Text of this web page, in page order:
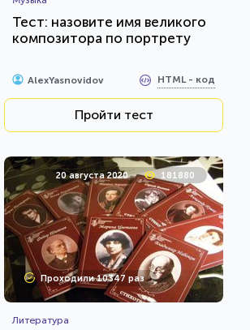
Тест: назовите имя великого
композитора по портрету
AlexYasnovidov HTML - код
Пройти тест
20 августа 2020 181880
Проходили 10347 раз
Литература